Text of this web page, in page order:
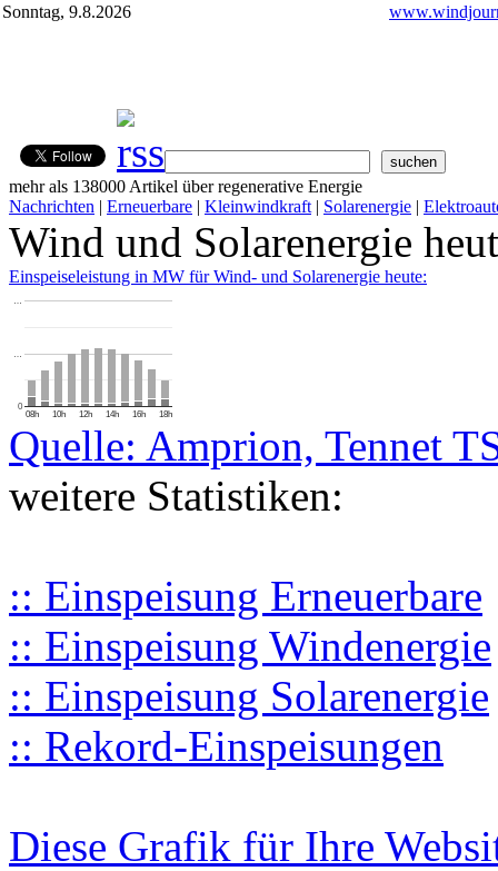
Sonntag, 9.8.2026
mehr als 138000 Artikel über regenerative Energie
Nachrichten | Erneuerbare | Kleinwindkraft | Solarenergie |
Wind und Solarenergie
Einspeiseleistung in MW für Wind- und Solarenergie heute:
08h 10h 12h 14h 16h 18h
0
…
…
Quelle: Amprion, Tennet
weitere Statistiken:
:: Einspeisung Erneuerbare
:: Einspeisung Windenergie
:: Einspeisung Solarenergie
:: Rekord-Einspeisungen
Diese Grafik für Ihre